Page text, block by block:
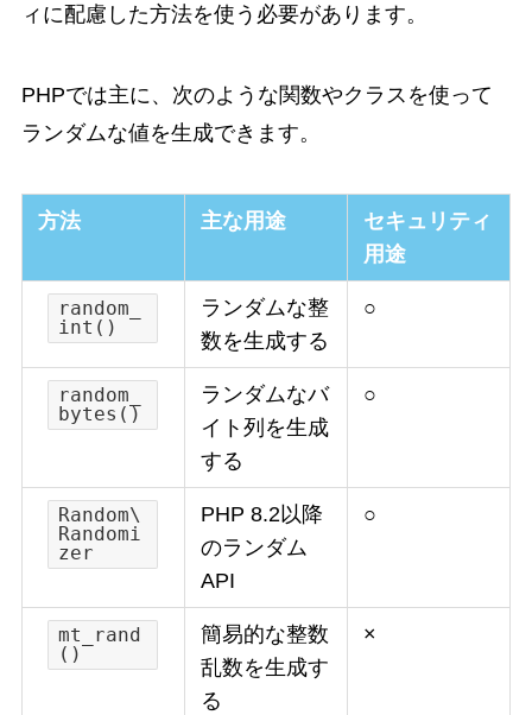
ィに配慮した方法を使う必要があります。
PHPでは主に、次のような関数やクラスを使って
ランダムな値を生成できます。
方法 主な用途
セキュリティ
用途
random_
int()
ランダムな整
数を生成する
○
random_
bytes()
ランダムなバ
イト列を生成
する
○
Random\
Randomi
zer
PHP 8.2以降
のランダム
API
○
mt_rand
()
簡易的な整数
乱数を生成す
る
×